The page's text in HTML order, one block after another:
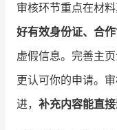
审核环节重点在材
好有效身份证、合
虚假信息。完善主
更认可你的申请。
进， 补充内容能直